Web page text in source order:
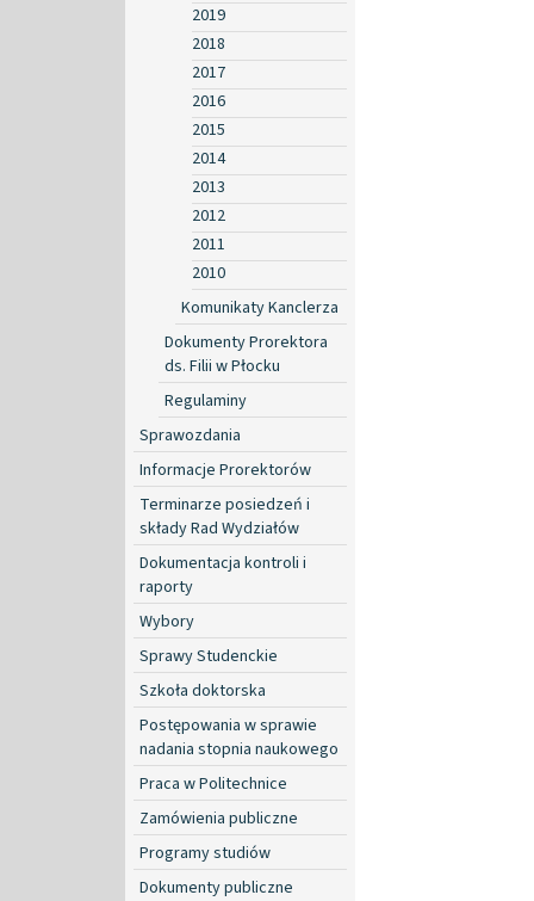
2019
2018
2017
2016
2015
2014
2013
2012
2011
2010
Komunikaty Kanclerza
Dokumenty Prorektora
ds. Filii w Płocku
Regulaminy
Sprawozdania
Informacje Prorektorów
Terminarze posiedzeń i
składy Rad Wydziałów
Dokumentacja kontroli i
raporty
Wybory
Sprawy Studenckie
Szkoła doktorska
Postępowania w sprawie
nadania stopnia naukowego
Praca w Politechnice
Zamówienia publiczne
Programy studiów
Dokumenty publiczne